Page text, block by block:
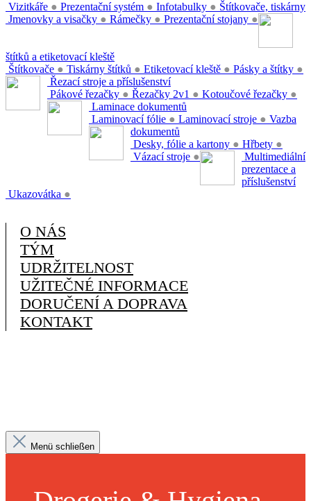
Vizitkáře ● Prezentační systém ● Infotabulky ●
Jmenovky a visačky ● Rámečky ● Prezentační stojany ●
Štítkovače, tiskárny
štítků a etiketovací kleště
Štítkovače ● Tiskárny štítků ● Etiketovací kleště ● Pásky a štítky ●
Řezací stroje a příslušenství
Pákové řezačky ● Řezačky 2v1 ● Kotoučové řezačky ●
Laminace dokumentů
Laminovací fólie ● Laminovací stroje ● Vazba
dokumentů
Desky, fólie a kartony ● Hřbety ●
Vázací stroje ●
Multimediální
prezentace a
příslušenství
Ukazovátka ●
O NÁS
TÝM
UDRŽITELNOST
UŽITEČNÉ INFORMACE
DORUČENÍ A DOPRAVA
KONTAKT
Menü schließen